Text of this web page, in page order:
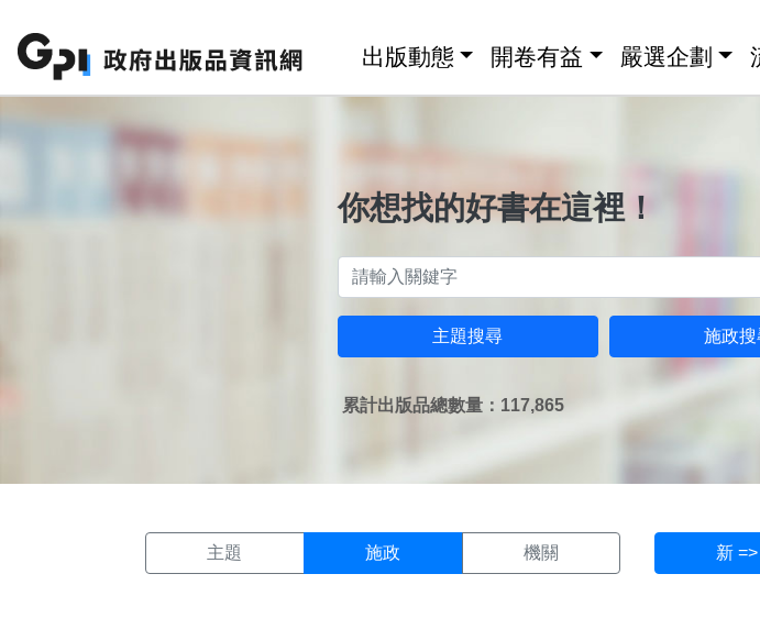
出版動態 開卷有益 嚴選企劃
你想找的好書在這裡！
主題搜尋 施政搜
累計出版品總數量：117,865
主題 施政 機關 新